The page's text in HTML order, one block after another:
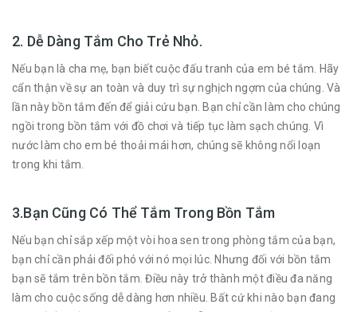
2. Dễ Dàng Tắm Cho Trẻ Nhỏ.
Nếu bạn là cha mẹ, bạn biết cuộc đấu tranh của em bé tắm. Hãy
cẩn thận về sự an toàn và duy trì sự nghịch ngợm của chúng. Và
lần này bồn tắm đến để giải cứu bạn. Bạn chỉ cần làm cho chúng
ngồi trong bồn tắm với đồ chơi và tiếp tục làm sạch chúng. Vì
nước làm cho em bé thoải mái hơn, chúng sẽ không nổi loạn
trong khi tắm.
3.Bạn Cũng Có Thể Tắm Trong Bồn Tắm
Nếu bạn chỉ sắp xếp một vòi hoa sen trong phòng tắm của bạn,
bạn chỉ cần phải đối phó với nó mọi lúc. Nhưng đối với bồn tắm
bạn sẽ tắm trên bồn tắm. Điều này trở thành một điều đa năng
làm cho cuộc sống dễ dàng hơn nhiều. Bất cứ khi nào bạn đang